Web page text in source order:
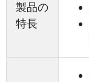
製品の
特長